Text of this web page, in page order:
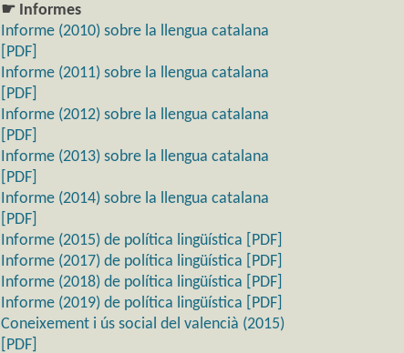
☛ Informes
Informe (2010) sobre la llengua catalana
[PDF]
Informe (2011) sobre la llengua catalana
[PDF]
Informe (2012) sobre la llengua catalana
[PDF]
Informe (2013) sobre la llengua catalana
[PDF]
Informe (2014) sobre la llengua catalana
[PDF]
Informe (2015) de política lingüística [PDF]
Informe (2017) de política lingüística [PDF]
Informe (2018) de política lingüística [PDF]
Informe (2019) de política lingüística [PDF]
Coneixement i ús social del valencià (2015)
[PDF]